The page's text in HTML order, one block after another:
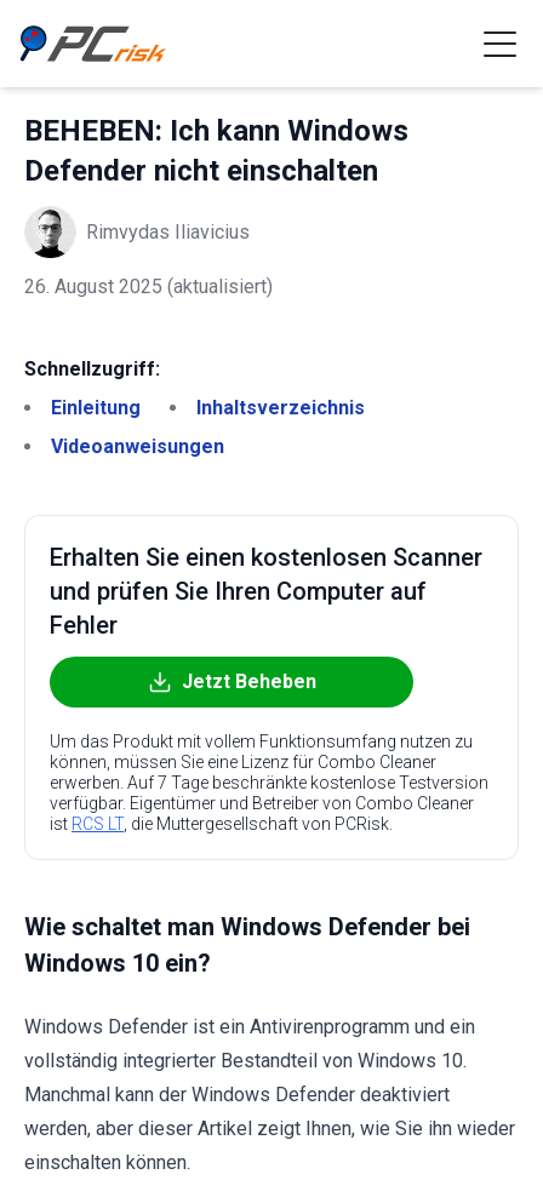
BEHEBEN: Ich kann Windows
Defender nicht einschalten
Rimvydas Iliavicius
26. August 2025 (aktualisiert)
Schnellzugriff:
Einleitung
Inhaltsverzeichnis
Videoanweisungen
Erhalten Sie einen kostenlosen Scanner
und prüfen Sie Ihren Computer auf
Fehler
Jetzt Beheben
Um das Produkt mit vollem Funktionsumfang nutzen zu
können, müssen Sie eine Lizenz für Combo Cleaner
erwerben. Auf 7 Tage beschränkte kostenlose Testversion
verfügbar. Eigentümer und Betreiber von Combo Cleaner
ist RCS LT, die Muttergesellschaft von PCRisk.
Wie schaltet man Windows Defender bei
Windows 10 ein?
Windows Defender ist ein Antivirenprogramm und ein
vollständig integrierter Bestandteil von Windows 10.
Manchmal kann der Windows Defender deaktiviert
werden, aber dieser Artikel zeigt Ihnen, wie Sie ihn wieder
einschalten können.